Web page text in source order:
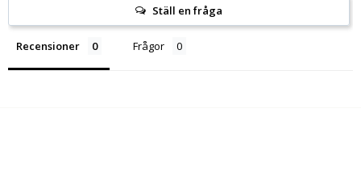
Ställ en fråga
Recensioner Frågor